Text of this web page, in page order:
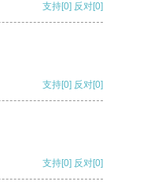
支持[0] 反对[0]
支持[0] 反对[0]
支持[0] 反对[0]